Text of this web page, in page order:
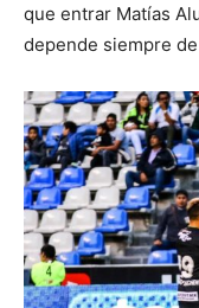
que entrar Matías
depende siempre